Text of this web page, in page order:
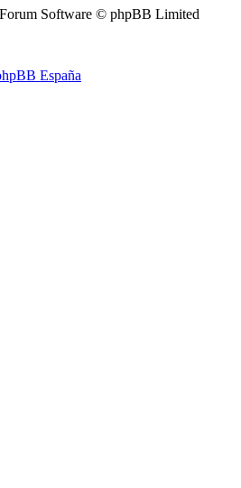
Software © phpBB Limited
España